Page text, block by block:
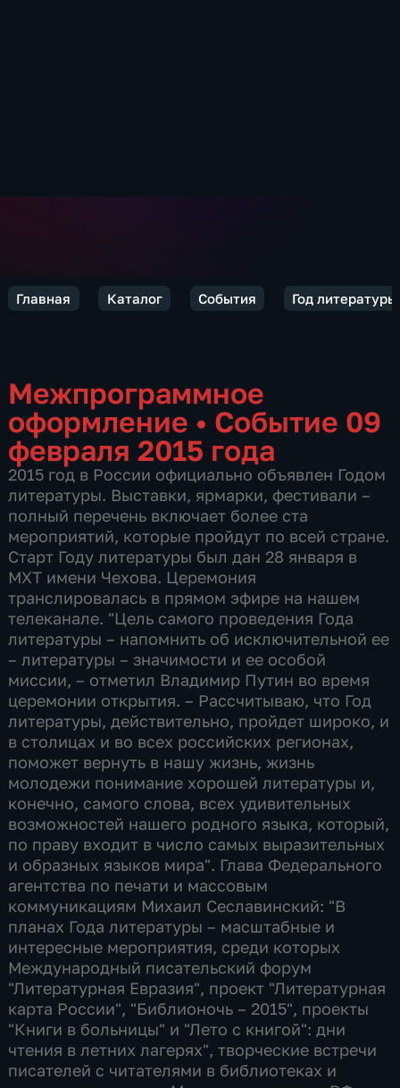
Главная Каталог События Год
Межпрограммное
оформление • Событие 09
февраля 2015 года
2015 год в России официально объявлен Годом
литературы. Выставки, ярмарки, фестивали –
полный перечень включает более ста
мероприятий, которые пройдут по всей стране.
Старт Году литературы был дан 28 января в
МХТ имени Чехова. Церемония
транслировалась в прямом эфире на нашем
телеканале. "Цель самого проведения Года
литературы – напомнить об исключительной ее
– литературы – значимости и ее особой
миссии, – отметил Владимир Путин во время
церемонии открытия. – Рассчитываю, что Год
литературы, действительно, пройдет широко, и
в столицах и во всех российских регионах,
поможет вернуть в нашу жизнь, жизнь
молодежи понимание хорошей литературы и,
конечно, самого слова, всех удивительных
возможностей нашего родного языка, который,
по праву входит в число самых выразительных
и образных языков мира". Глава Федерального
агентства по печати и массовым
коммуникациям Михаил Сеславинский: "В
планах Года литературы – масштабные и
интересные мероприятия, среди которых
Международный писательский форум
"Литературная Евразия", проект "Литературная
карта России", "Библионочь – 2015", проекты
"Книги в больницы" и "Лето с книгой": дни
чтения в летних лагерях", творческие встречи
писателей с читателями в библиотеках и